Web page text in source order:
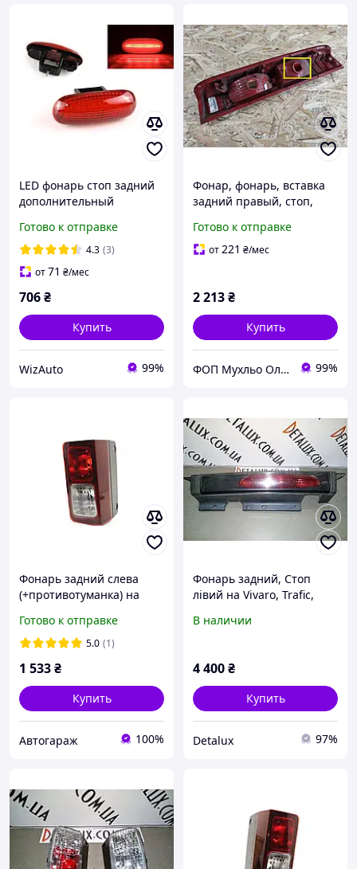
LED фонарь стоп задний
дополнительный
Трафик Renault Trafic
2001-2013
Готово к отправке
4.3 (3)
от71 ₴/мес
706₴
Купить
WizAuto 99%
Фонар, фонарь, вставка
задний правый, стоп,
4 усики) 2006-2014
8200415251 Рено Трафик,
Готово к отправке
от221 ₴/мес
2 213₴
Купить
ФОП Мухльо Олег Олександрович 99%
Фонарь задний слева
(+противотуманка) на
(Тайвань) - 1912478012
Готово к отправке
5.0 (1)
1 533₴
Купить
Автогараж 100%
Фонарь задний, Стоп
лівий на Vivaro, Trafic,
Виваро, Примастар 2001 -
В наличии
4 400₴
Купить
Detalux 97%